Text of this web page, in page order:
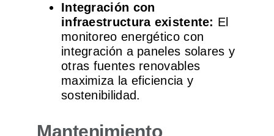
Integración con
infraestructura existente: El
monitoreo energético con
integración a paneles solares y
otras fuentes renovables
maximiza la eficiencia y
sostenibilidad.
Mantenimiento